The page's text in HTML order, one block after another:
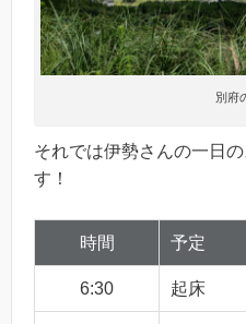
別府
それでは伊勢さんの一日
す！
時間 予定
6:30 起床